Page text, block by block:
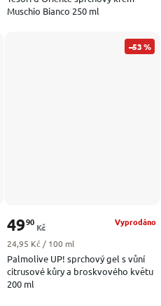
Muschio Bianco 250 ml
–53 %
Palmolive UP! sprchový gel s vůní
citrusové kůry a broskvového květu
200 ml
Vyprodáno
4990
Kč
Měrná cena:
24,95 Kč / 100 ml